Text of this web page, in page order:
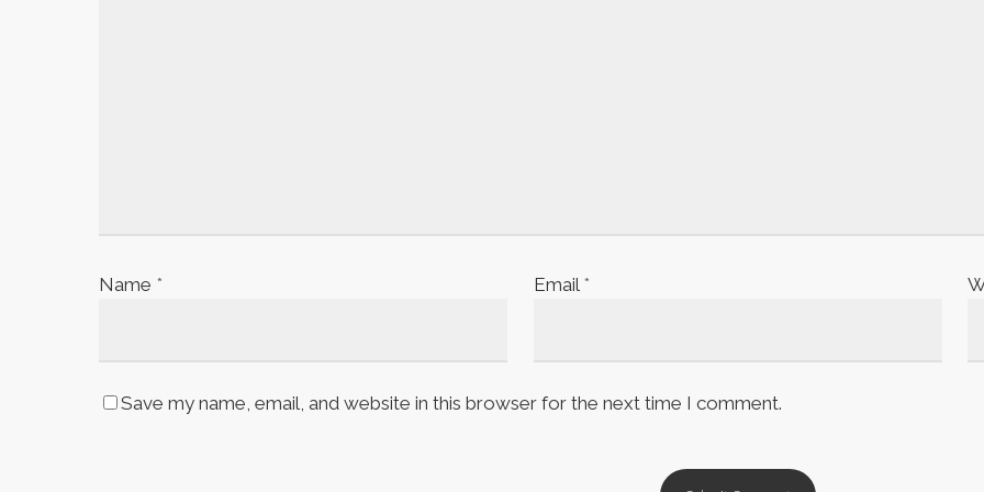
Name * Email *
Save my name, email, and website in this browser for the next time I comment.